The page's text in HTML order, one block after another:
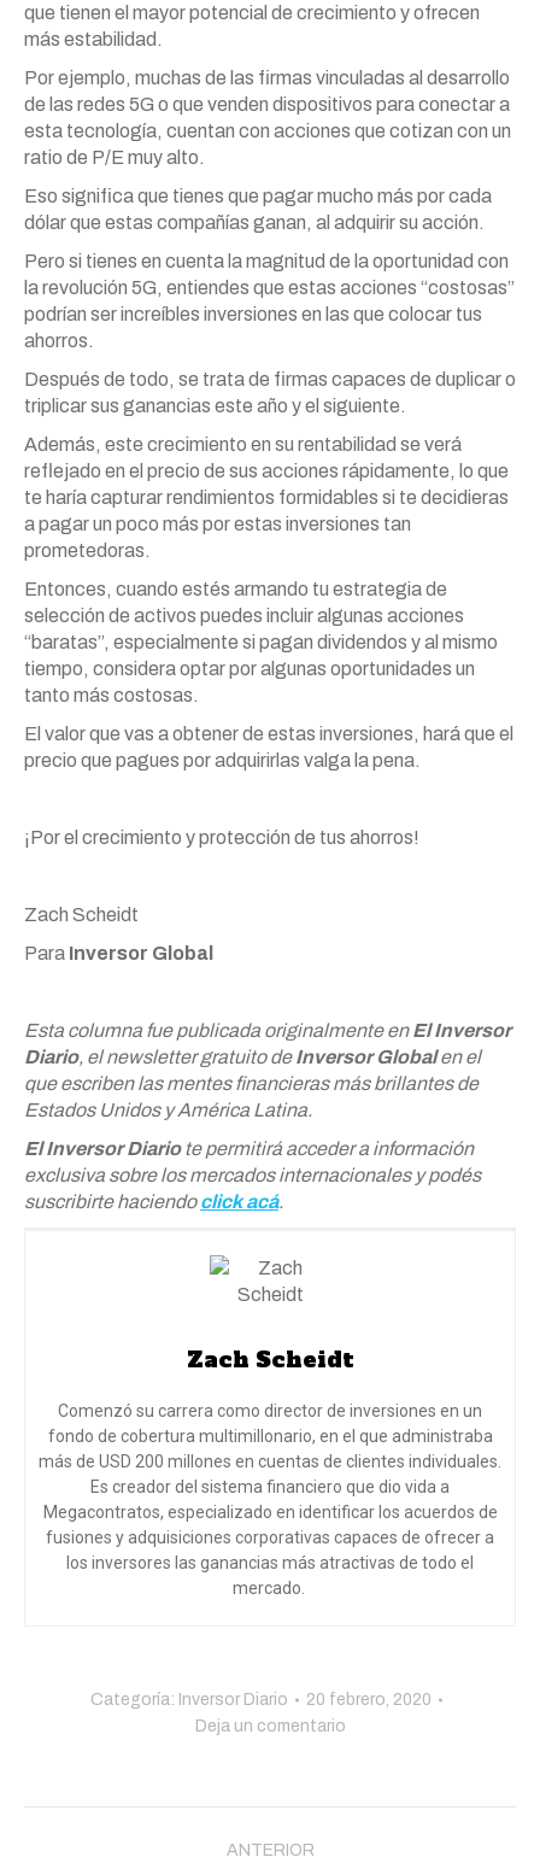
que tienen el mayor potencial de crecimiento y ofrecen
más estabilidad.
Por ejemplo, muchas de las firmas vinculadas al desarrollo
de las redes 5G o que venden dispositivos para conectar a
esta tecnología, cuentan con acciones que cotizan con un
ratio de P/E muy alto.
Eso significa que tienes que pagar mucho más por cada
dólar que estas compañías ganan, al adquirir su acción.
Pero si tienes en cuenta la magnitud de la oportunidad con
la revolución 5G, entiendes que estas acciones “costosas”
podrían ser increíbles inversiones en las que colocar tus
ahorros.
Después de todo, se trata de firmas capaces de duplicar o
triplicar sus ganancias este año y el siguiente.
Además, este crecimiento en su rentabilidad se verá
reflejado en el precio de sus acciones rápidamente, lo que
te haría capturar rendimientos formidables si te decidieras
a pagar un poco más por estas inversiones tan
prometedoras.
Entonces, cuando estés armando tu estrategia de
selección de activos puedes incluir algunas acciones
“baratas”, especialmente si pagan dividendos y al mismo
tiempo, considera optar por algunas oportunidades un
tanto más costosas.
El valor que vas a obtener de estas inversiones, hará que el
precio que pagues por adquirirlas valga la pena.
¡Por el crecimiento y protección de tus ahorros!
Zach Scheidt
Para Inversor Global
Esta columna fue publicada originalmente enEl Inversor
Diario, el newsletter gratuito deInversor Globalen el
que escriben las mentes financieras más brillantes de
Estados Unidos y América Latina.
El Inversor Diariote permitirá acceder a información
exclusiva sobre los mercados internacionales y podés
suscribirte haciendoclick acá.
Zach Scheidt
Comenzó su carrera como director de inversiones en un
fondo de cobertura multimillonario, en el que administraba
más de USD 200 millones en cuentas de clientes individuales.
Es creador del sistema financiero que dio vida a
Megacontratos, especializado en identificar los acuerdos de
fusiones y adquisiciones corporativas capaces de ofrecer a
los inversores las ganancias más atractivas de todo el
mercado.
Categoría: Inversor Diario
20 febrero, 2020
Deja un comentario
ANTERIOR